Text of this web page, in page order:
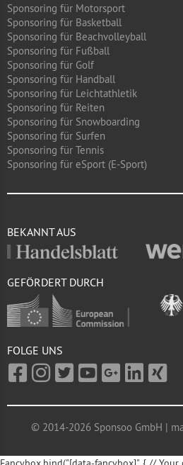
Sponsoring für Motorsport
Sponsoring für Basketball
Sponsoring für Beachvolleyball
Sponsoring für Fußball
Sponsoring für Golf
Sponsoring für Handball
Sponsoring für Leichtathletik
Sponsoring für Reiten
Sponsoring für Snowboarding
Sponsoring für Surfen
Sponsoring für Tennis
Sponsoring für eSport (E-Sport)
BEKANNT AUS
GEFÖRDERT DURCH
FOLGE UNS
© 2014-2026 Sponsoo GmbH |